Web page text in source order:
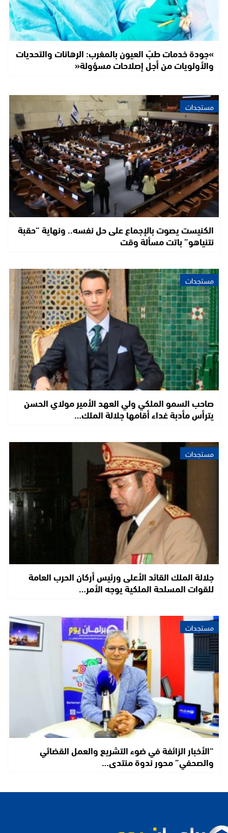
»جودة خدمات طبّ العيون بالمغرب: الرهانات والتحديات
والأولويات من أجل إصلاحات مسؤولة«
مستجدات
الكنيست يصوت بالإجماع على حل نفسه.. ونهاية “حقبة
نتنياهو” باتت مسألة وقت
مستجدات
صاحب السمو الملكي ولي العهد الأمير مولاي الحسن
يترأس مأدبة غداء أقامها جلالة الملك…
مستجدات
جلالة الملك القائد الأعلى ورئيس أركان الحرب العامة
للقوات المسلحة الملكية يوجه الأمر…
مستجدات
“الأخبار الزائفة في ضوء التشريع والعمل القضائي
والصحفي” محور ندوة منتدى…